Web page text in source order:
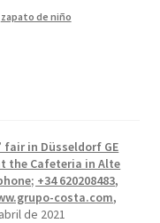
zapato de niño
fair in Düsseldorf GE
the Cafeteria in Alte
+34 620208483,
costa.com,
de 2021